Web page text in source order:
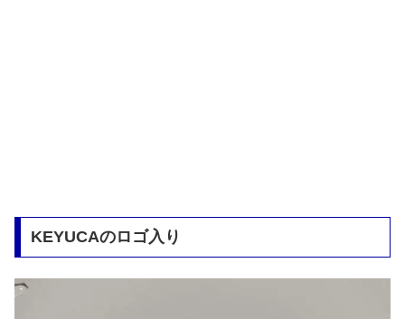
KEYUCAのロゴ入り